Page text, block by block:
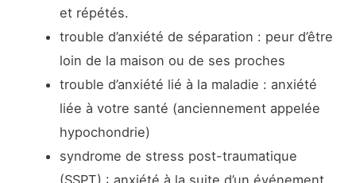
et répétés.
trouble d’anxiété de séparation : peur d’être
loin de la maison ou de ses proches
trouble d’anxiété lié à la maladie : anxiété
liée à votre santé (anciennement appelée
hypochondrie)
syndrome de stress post-traumatique
(SSPT) : anxiété à la suite d’un événement